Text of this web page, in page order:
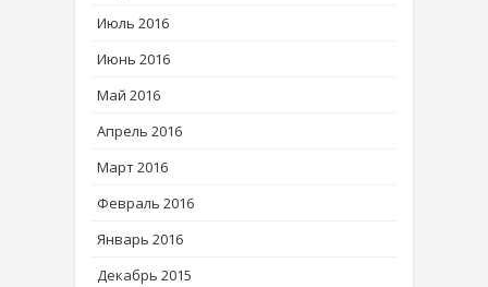
Июль 2016
Июнь 2016
Май 2016
Апрель 2016
Март 2016
Февраль 2016
Январь 2016
Декабрь 2015